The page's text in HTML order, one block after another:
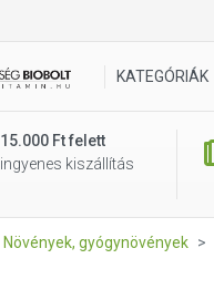
KATEGÓRIÁK
15.000 Ft felett
ingyenes kiszállítás
Növények, gyógynövények